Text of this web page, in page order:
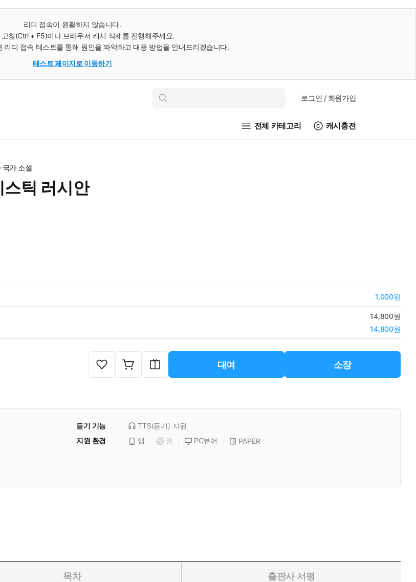
리디 접속이 원활하지 않습니다.
침(Ctrl + F5)이나 브라우저 캐시 삭제를 진행해주세요.
리디 접속 테스트를 통해 원인을 파악하고 대응 방법을 안내드리겠습니다.
테스트 페이지로 이동하기
인
로그인 / 회원가입
전체 카테고리 캐시충전
국가 소설
틱 러시안
1,000원
14,800원
14,800원
대여 소장
듣기 기능 TTS(듣기) 지원
지원 환경 앱 웹 PC뷰어
PAPER
목차 출판사 서평